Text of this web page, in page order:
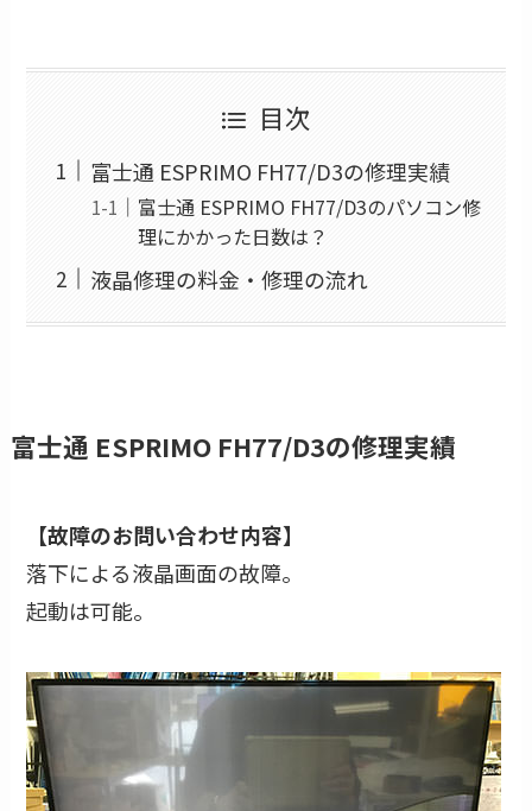
目次
富士通 ESPRIMO FH77/D3の修理実績
富士通 ESPRIMO FH77/D3のパソコン修
理にかかった日数は？
液晶修理の料金・修理の流れ
富士通 ESPRIMO FH77/D3の修理実績
【故障のお問い合わせ内容】
落下による液晶画面の故障。
起動は可能。